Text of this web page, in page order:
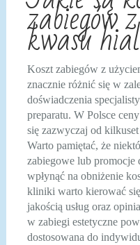
zabiegów
kwasu
Koszt zabiegów z
znacznie różnić się w
doświadczenia
preparatu. W Polsce
się zazwyczaj od
Warto pamiętać, że
zabiegowe lub promocje
wpłynąć na obniżenie
kliniki warto kierować
jakością usług oraz
w zabiegi estetyczne
dostosowana do